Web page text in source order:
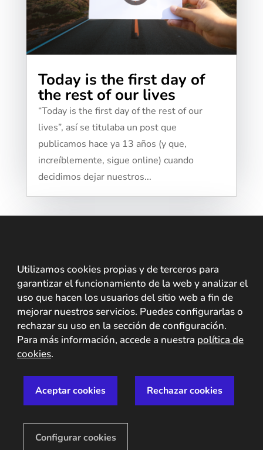
Today is the first day of
the rest of our lives
“Today is the first day of the rest of our
lives”, así se titulaba un post que
publicamos hace ya 13 años (y que,
increíblemente, sigue online) cuando
decidimos dejar nuestros...
Mobbeel se incorpora a
SIA, líderes en
ciberseguridad en España
Con esta incorporación, la compañía líder en
ciberseguridad refuerza su cartera de
Utilizamos cookies propias y de terceros para
garantizar el funcionamiento de la web y analizar el
uso que hacen los usuarios del sitio web a fin de
mejorar nuestros servicios. Puedes configurarlas o
rechazar su uso en la sección de configuración.
Para más información, accede a nuestra política de
cookies.
Aceptar cookies Rechazar cookies
Configurar cookies